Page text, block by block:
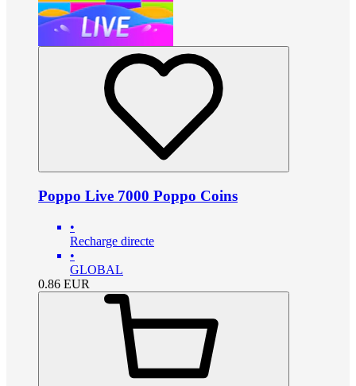
Poppo Live 7000 Poppo Coins
•
Recharge directe
•
GLOBAL
0.86 EUR